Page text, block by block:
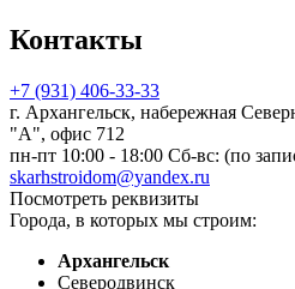
Контакты
+7 (931) 406-33-33
г. Архангельск, набережная
"А", офис 712
пн-пт 10:00 - 18:00 Сб-вс: (по
skarhstroidom@yandex.ru
Посмотреть реквизиты
Города, в которых мы строим:
Архангельск
Северодвинск